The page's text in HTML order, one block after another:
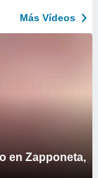
Más Vídeos
en Zapponeta,